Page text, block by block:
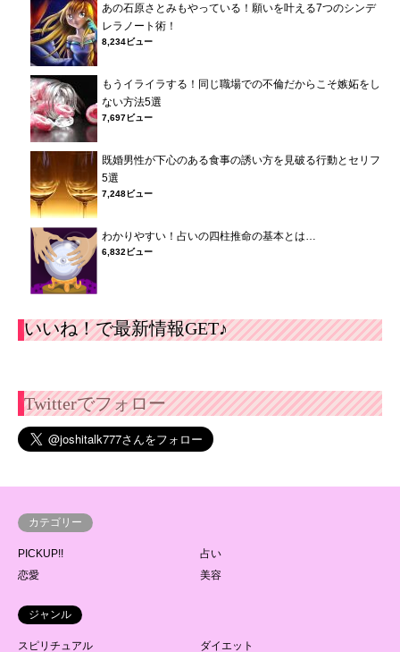
あの石原さとみもやっている！願いを叶える7つのシンデ
レラノート術！
8,234ビュー
もうイライラする！同じ職場での不倫だからこそ嫉妬をし
ない方法5選
7,697ビュー
既婚男性が下心のある食事の誘い方を見破る行動とセリフ
5選
7,248ビュー
わかりやすい！占いの四柱推命の基本とは…
6,832ビュー
いいね！で最新情報GET♪
Twitterでフォロー
カテゴリー
PICKUP!!
占い
恋愛
美容
ジャンル
スピリチュアル
ダイエット